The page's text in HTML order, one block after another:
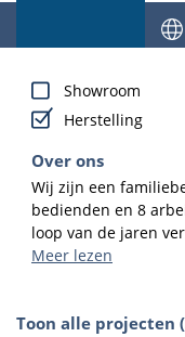
Showroom
Herstelling
Over ons
Wij zijn een
bedienden en 8
loop van de jaren
opleidingen gevolgd
totaalrenovaties
Meer lezen
Toon alle projecten